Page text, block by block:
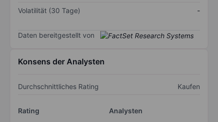
Volatilität (30 Tage)
-
Daten bereitgestellt von
Konsens der Analysten
Durchschnittliches Rating Kaufen
Rating
Analysten